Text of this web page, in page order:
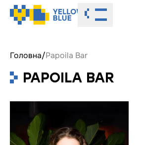
Toggle menu
Головна/Papoila Bar
PAPOILA BAR